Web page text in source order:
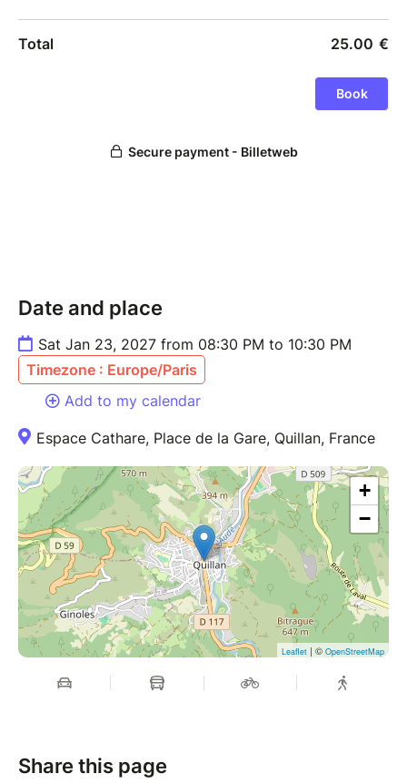
Date and place
Sat Jan 23, 2027 from 08:30 PM to 10:30 PM
Timezone : Europe/Paris
Add to my calendar
Espace Cathare, Place de la Gare, Quillan, France
+
−
Leaflet | © OpenStreetMap
Share this page